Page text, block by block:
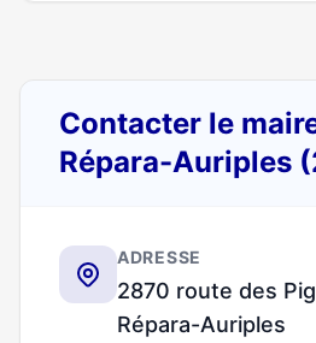
Contacter le
Répara-Auriples
ADRESSE
2870 route des
Répara-Auriples